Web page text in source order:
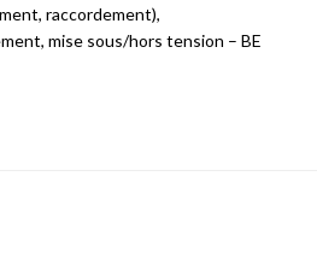
raccordement),
mise sous/hors tension – BE